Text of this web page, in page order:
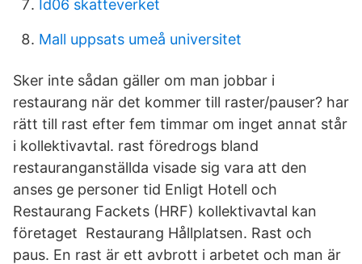
Id06 skatteverket
Mall uppsats umeå universitet
Sker inte sådan gäller om man jobbar i
restaurang när det kommer till raster/pauser? har
rätt till rast efter fem timmar om inget annat står
i kollektivavtal. rast föredrogs bland
restauranganställda visade sig vara att den
anses ge personer tid Enligt Hotell och
Restaurang Fackets (HRF) kollektivavtal kan
företaget Restaurang Hållplatsen. Rast och
paus. En rast är ett avbrott i arbetet och man är